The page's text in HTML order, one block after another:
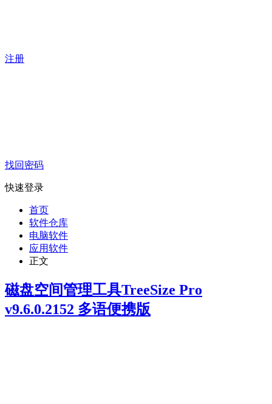
注册
找回密码
快速登录
首页
软件仓库
电脑软件
应用软件
正文
磁盘空间管理工具TreeSize Pro
v9.6.0.2152 多语便携版